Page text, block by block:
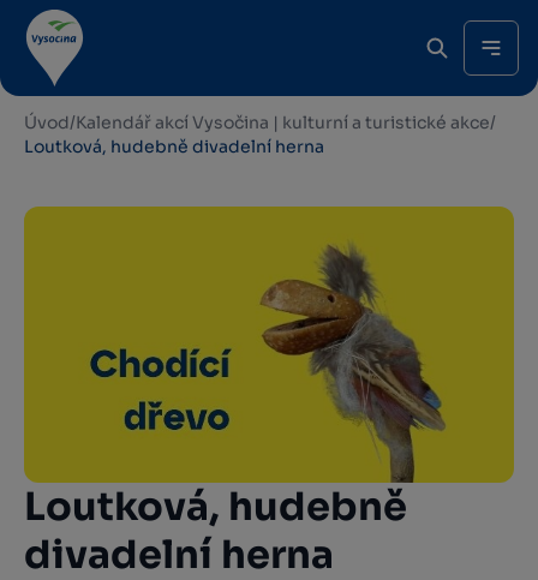
Úvod/Kalendář akcí Vysočina | kulturní a turistické akce/
Loutková, hudebně divadelní herna
Loutková, hudebně
divadelní herna